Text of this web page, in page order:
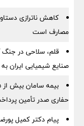
کاهش ناترازی
مصارف است
قلم، سلاحی در جنگ
صنایع شیمیایی ایران
حفاری صدر تأمین
پیام دکتر کمیل